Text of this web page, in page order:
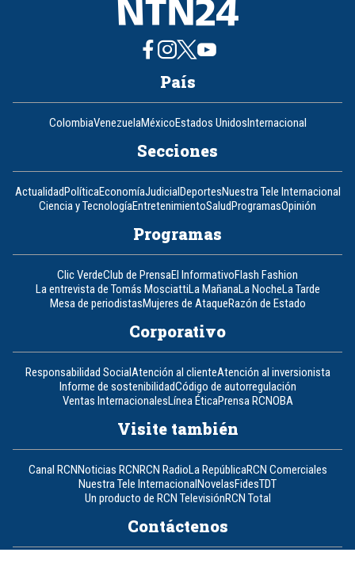
País
ColombiaVenezuelaMéxicoEstados UnidosInternacional
Secciones
ActualidadPolíticaEconomíaJudicialDeportesNuestra Tele Internacional
Ciencia y TecnologíaEntretenimientoSaludProgramasOpinión
Programas
Clic VerdeClub de PrensaEl InformativoFlash Fashion
La entrevista de Tomás MosciattiLa MañanaLa NocheLa Tarde
Mesa de periodistasMujeres de AtaqueRazón de Estado
Corporativo
Responsabilidad SocialAtención al clienteAtención al inversionista
Informe de sostenibilidadCódigo de autorregulación
Ventas InternacionalesLínea ÉticaPrensa RCNOBA
Visite también
Canal RCNNoticias RCNRCN RadioLa RepúblicaRCN Comerciales
Nuestra Tele InternacionalNovelasFidesTDT
Un producto de RCN TelevisiónRCN Total
Contáctenos